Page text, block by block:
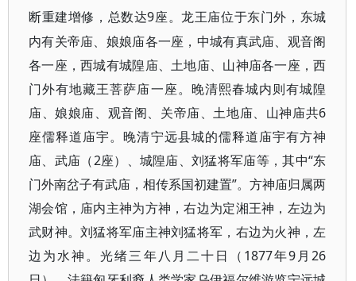
断重建增修，总数达9座。龙王庙位于东门外，东城
内有关帝庙、娘娘庙各一座，中城有真武庙、观音阁
各一座，西城有城隍庙、土地庙、山神庙各一座，西
门外有地藏王菩萨庙一座。晚清熙春城内则有城隍
庙、娘娘庙、观音阁、关帝庙、土地庙、山神庙共6
座儒释道庙宇。晚清宁远县城的儒释道庙宇有方神
庙、武庙（2座）、城隍庙、刘猛将军庙等，其中“东
门外南岔子有武庙，相传系国初建置”。方神庙归属两
湖会馆，庙内主神为方神，右边为定湘王神，左边为
武财神。刘猛将军庙主神刘猛将军，右边为火神，左
边为水神。光绪三年八月二十日（1877年9月26